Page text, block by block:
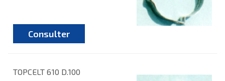
Consulter
TOPCELT 610 D.100